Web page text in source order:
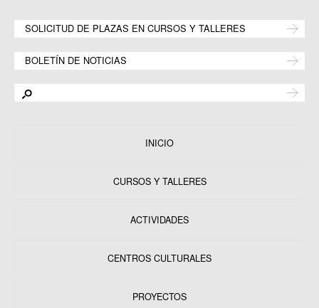
SOLICITUD DE PLAZAS EN CURSOS Y TALLERES
BOLETÍN DE NOTICIAS
INICIO
CURSOS Y TALLERES
ACTIVIDADES
CENTROS CULTURALES
PROYECTOS